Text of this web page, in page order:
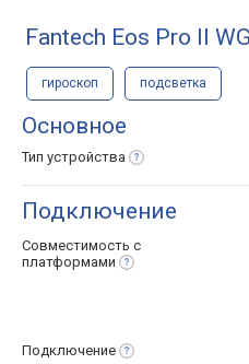
Fantech Eos Pro II
гироскоп подсветка
Основное
Тип устройства
Подключение
Совместимость с
платформами
Подключение